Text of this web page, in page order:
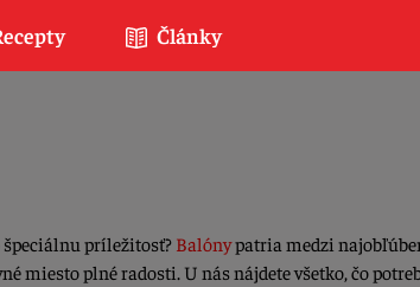
špeciálnu príležitosť?Balónypatria medzi
miesto plné radosti. U nás nájdete všetko, čo
Články